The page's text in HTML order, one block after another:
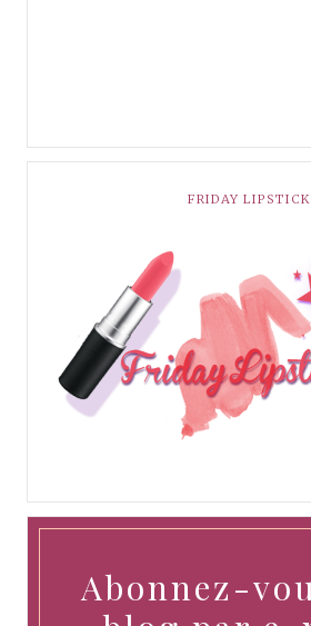
FRIDAY LIPSTICK
Abonnez-